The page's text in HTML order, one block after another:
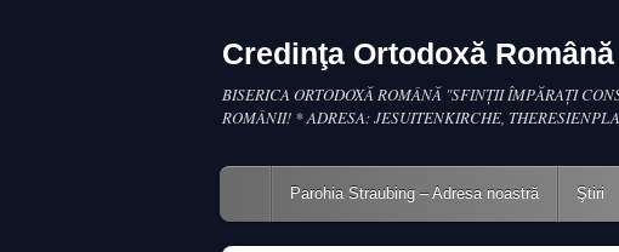
Credinţa Ortodoxă Română
BISERICA ORTODOXĂ ROMÂNĂ "SFINŢII ÎMPĂRAŢI
ROMÂNII! * ADRESA: JESUITENKIRCHE,
Main menu
Skip to content
Parohia Straubing – Adresa noastră Ştiri